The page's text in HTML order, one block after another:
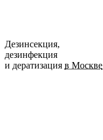
Дезинсекция,
дезинфекция
и дератизация в Москве